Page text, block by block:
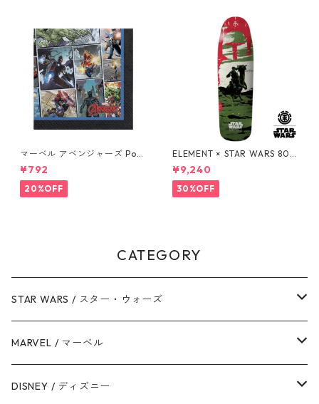
マーベル アベンジャーズ Pow
ers Unite 16pcペーパーナプ
キン MARVEL 紙ナプキン Ave
ngers
¥792
20%OFF
ELEMENT × STAR WARS 80S
BOBA FETT SKATEBOARD D
ECK ボバ・フェット スケート
ボードデッキ エレメント スタ
ー・ウォーズ
¥9,240
30%OFF
CATEGORY
STAR WARS / スター・ウォーズ
ダース・ベイダー
ストームトルーパー
MARVEL / マーベル
マーベルコミック
DISNEY / ディズニー